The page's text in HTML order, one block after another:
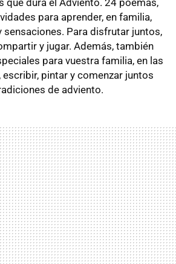
que dura el Adviento. 24 poemas,
para aprender, en familia,
Para disfrutar juntos,
y jugar. Además, también
para vuestra familia, en las
pintar y comenzar juntos
de adviento.